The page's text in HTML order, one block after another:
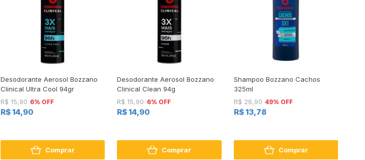
Desodorante Aerosol Bozzano
Clinical Ultra Cool 94gr
R$ 15,90 6% OFF
R$ 14,90
Comprar
Desodorante Aerosol Bozzano
Clinical Clean 94g
R$ 15,90 6% OFF
R$ 14,90
Comprar
Shampoo Bozzano Cachos
325ml
R$ 26,90 49% OFF
R$ 13,78
Comprar